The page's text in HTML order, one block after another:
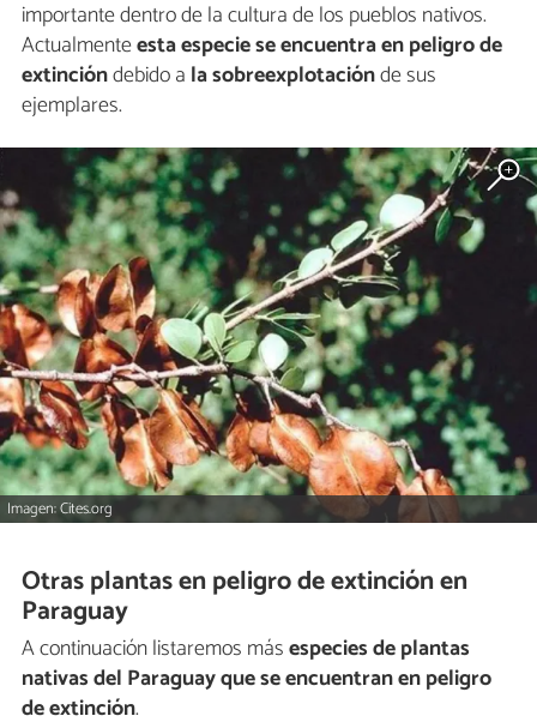
importante dentro de la cultura de los pueblos nativos.
Actualmenteesta especie se encuentra en peligro de
extincióndebido a la sobreexplotaciónde sus
ejemplares.
Imagen: Cites.org
Otras plantas en peligro de extinción en
Paraguay
A continuación listaremos másespecies de plantas
nativas del Paraguay que se encuentran en peligro
de extinción.